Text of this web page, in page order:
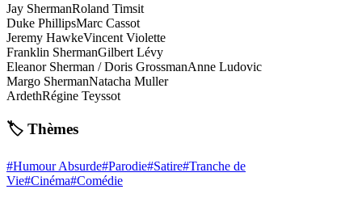
Jay ShermanRoland Timsit
Duke PhillipsMarc Cassot
Jeremy HawkeVincent Violette
Franklin ShermanGilbert Lévy
Eleanor Sherman / Doris GrossmanAnne Ludovic
Margo ShermanNatacha Muller
ArdethRégine Teyssot
🏷️ Thèmes
#Humour Absurde#Parodie#Satire#Tranche de
Vie#Cinéma#Comédie